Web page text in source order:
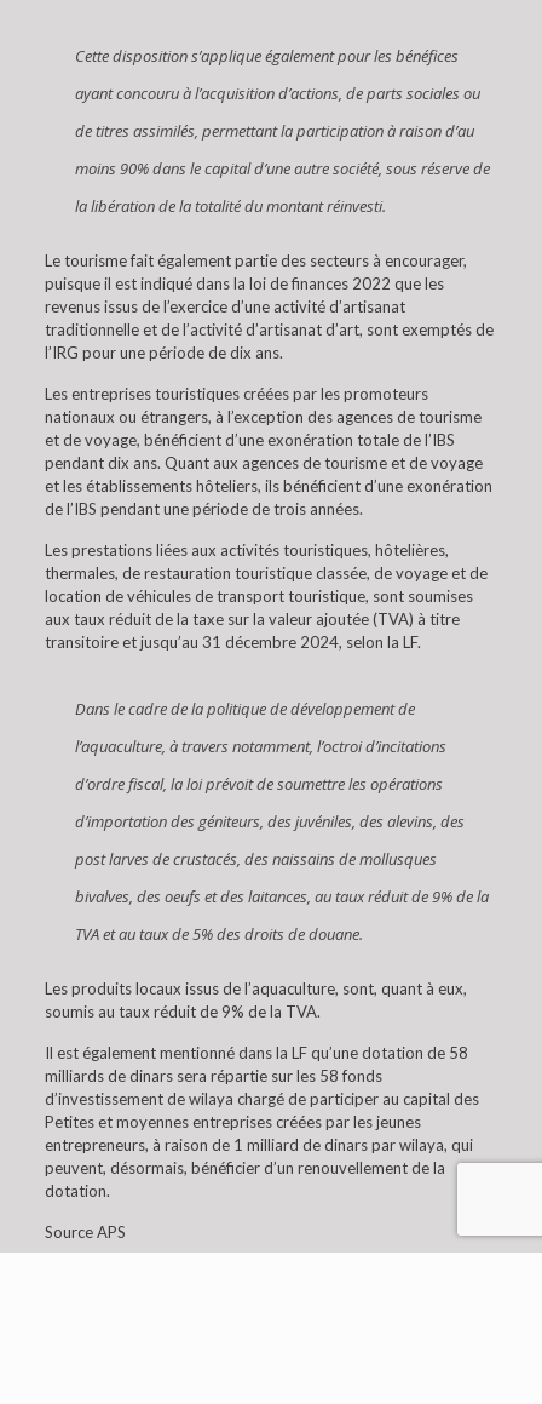
Cette disposition s’applique également pour les bénéfices
ayant concouru à l’acquisition d’actions, de parts sociales ou
de titres assimilés, permettant la participation à raison d’au
moins 90% dans le capital d’une autre société, sous réserve de
la libération de la totalité du montant réinvesti.
Le tourisme fait également partie des secteurs à encourager,
puisque il est indiqué dans la loi de finances 2022 que les
revenus issus de l’exercice d’une activité d’artisanat
traditionnelle et de l’activité d’artisanat d’art, sont exemptés de
l’IRG pour une période de dix ans.
Les entreprises touristiques créées par les promoteurs
nationaux ou étrangers, à l’exception des agences de tourisme
et de voyage, bénéficient d’une exonération totale de l’IBS
pendant dix ans. Quant aux agences de tourisme et de voyage
et les établissements hôteliers, ils bénéficient d’une exonération
de l’IBS pendant une période de trois années.
Les prestations liées aux activités touristiques, hôtelières,
thermales, de restauration touristique classée, de voyage et de
location de véhicules de transport touristique, sont soumises
aux taux réduit de la taxe sur la valeur ajoutée (TVA) à titre
transitoire et jusqu’au 31 décembre 2024, selon la LF.
Dans le cadre de la politique de développement de
l’aquaculture, à travers notamment, l’octroi d’incitations
d’ordre fiscal, la loi prévoit de soumettre les opérations
d’importation des géniteurs, des juvéniles, des alevins, des
post larves de crustacés, des naissains de mollusques
bivalves, des oeufs et des laitances, au taux réduit de 9% de la
TVA et au taux de 5% des droits de douane.
Les produits locaux issus de l’aquaculture, sont, quant à eux,
soumis au taux réduit de 9% de la TVA.
Il est également mentionné dans la LF qu’une dotation de 58
milliards de dinars sera répartie sur les 58 fonds
d’investissement de wilaya chargé de participer au capital des
Petites et moyennes entreprises créées par les jeunes
entrepreneurs, à raison de 1 milliard de dinars par wilaya, qui
peuvent, désormais, bénéficier d’un renouvellement de la
dotation.
Source APS